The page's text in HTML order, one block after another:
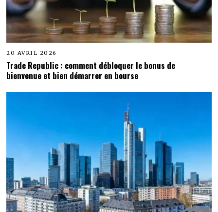
20 AVRIL 2026
Trade Republic : comment débloquer le bonus de
bienvenue et bien démarrer en bourse